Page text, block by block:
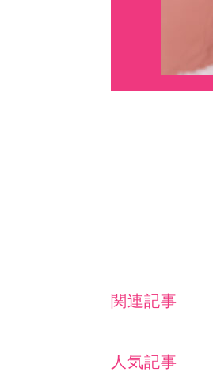
関連記事
人気記事